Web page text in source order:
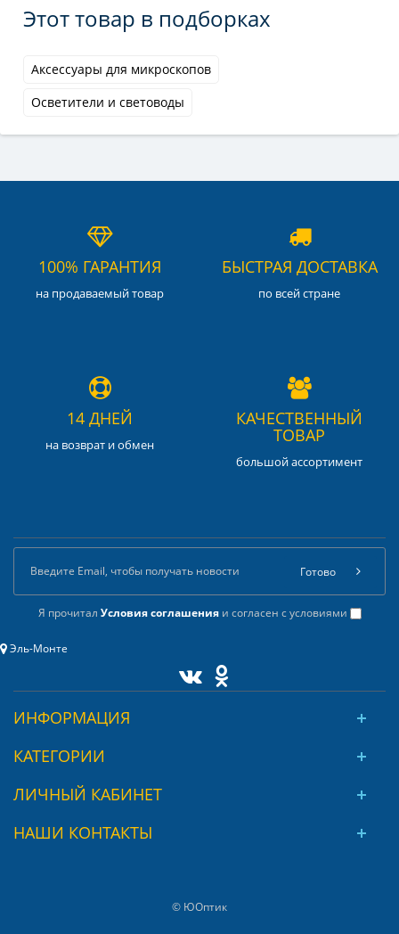
Этот товар в подборках
Аксессуары для микроскопов
Осветители и световоды
100% ГАРАНТИЯ
на продаваемый товар
БЫСТРАЯ ДОСТАВКА
по всей стране
14 ДНЕЙ
на возврат и обмен
КАЧЕСТВЕННЫЙ
ТОВАР
большой ассортимент
Я прочитал Условия соглашенияи согласен с условиями
Готово
Эль-Монте
ИНФОРМАЦИЯ
КАТЕГОРИИ
ЛИЧНЫЙ КАБИНЕТ
НАШИ КОНТАКТЫ
© ЮОптик